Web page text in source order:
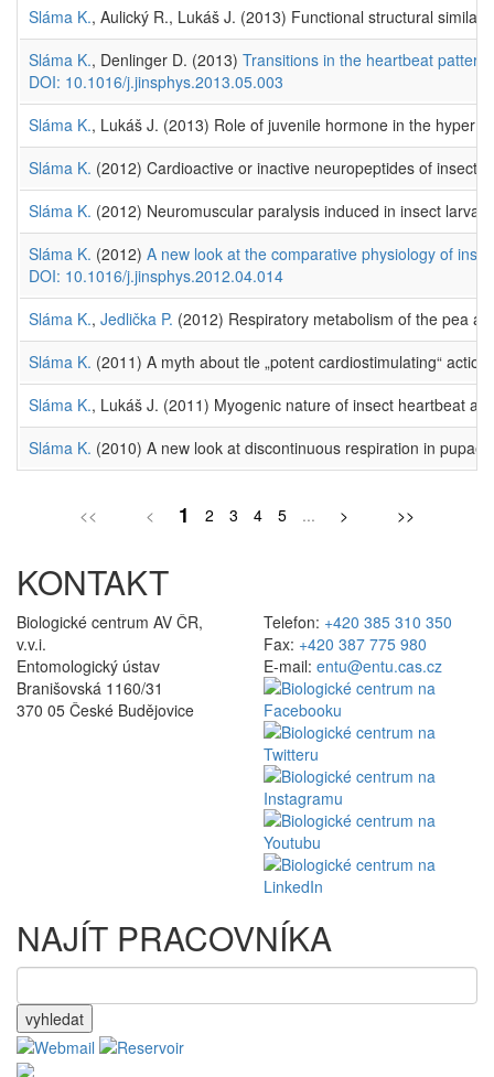
Sláma K., Aulický R., Lukáš J. (2013) Functional structural
Sláma K., Denlinger D. (2013) Transitions in the heartbeat
DOI: 10.1016/j.jinsphys.2013.05.003
Sláma K., Lukáš J. (2013) Role of juvenile hormone in the
Sláma K. (2012) Cardioactive or inactive neuropeptides of insects.
Sláma K. (2012) Neuromuscular paralysis induced in insect
Sláma K. (2012) A new look at the comparative physiology of
DOI: 10.1016/j.jinsphys.2012.04.014
Sláma K., Jedlička P. (2012) Respiratory metabolism of the pea
Sláma K. (2011) A myth about tle „potent cardiostimulating“
Sláma K., Lukáš J. (2011) Myogenic nature of insect heartbeat
Sláma K. (2010) A new look at discontinuous respiration in
<< < 1 2 3 4 5 ... > >>
KONTAKT
Biologické centrum AV ČR,
v.v.i.
Entomologický ústav
Branišovská 1160/31
370 05 České Budějovice
Telefon: +420 385 310 350
Fax: +420 387 775 980
E-mail: entu@entu.cas.cz
NAJÍT PRACOVNÍKA
vyhledat